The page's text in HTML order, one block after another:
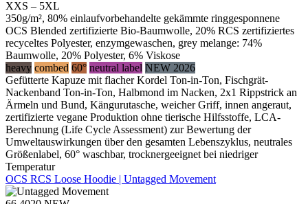
XXS – 5XL
350g/m², 80% einlaufvorbehandelte gekämmte ringgesponnene
OCS Blended zertifizierte Bio-Baumwolle, 20% RCS zertifiziertes
recyceltes Polyester, enzymgewaschen, grey melange: 74%
Baumwolle, 20% Polyester, 6% Viskose
heavy combed 60° neutral label NEW 2026
Gefütterte Kapuze mit flacher Kordel Ton-in-Ton, Fischgrät-
Nackenband Ton-in-Ton, Halbmond im Nacken, 2x1 Rippstrick an
Ärmeln und Bund, Kängurutasche, weicher Griff, innen angeraut,
zertifizierte vegane Produktion ohne tierische Hilfsstoffe, LCA-
Berechnung (Life Cycle Assessment) zur Bewertung der
Umweltauswirkungen über den gesamten Lebenszyklus, neutrales
Größenlabel, 60° waschbar, trocknergeeignet bei niedriger
Temperatur
OCS RCS Loose Hoodie | Untagged Movement